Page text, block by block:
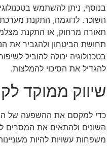
בנוסף, ניתן להשתמש
השוכר. לדוגמה, התקנת מערכת
תאורה מרחוק, או התקנת
תחושת הביטחון ולהגביר את
בטכנולוגיה יכולה להוביל
להגדיל את הסיכוי להמלצות.
שיווק ממוקד
כדי למקסם את ההשפעה של
השונים ולהתאים את המסרים
משפחות עשויות להיות